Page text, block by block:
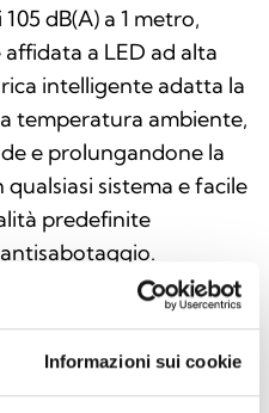
Informazioni sui cookie
dB(A) a 1 metro,
a LED ad alta
intelligente adatta la
temperatura ambiente,
e prolungandone la
sistema e facile
predefinite
nelle seguenti